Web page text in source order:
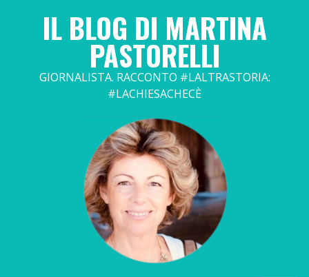
IL BLOG DI MARTINA
PASTORELLI
GIORNALISTA. RACCONTO #LALTRASTORIA:
#LACHIESACHECÈ